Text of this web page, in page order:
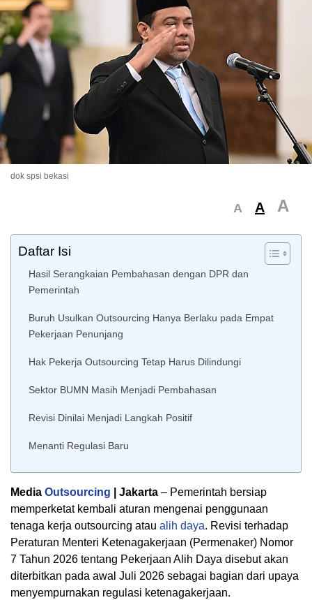
dok spsi bekasi
A A A
Daftar Isi
Hasil Serangkaian Pembahasan dengan DPR dan
Pemerintah
Buruh Usulkan Outsourcing Hanya Berlaku pada Empat
Pekerjaan Penunjang
Hak Pekerja Outsourcing Tetap Harus Dilindungi
Sektor BUMN Masih Menjadi Pembahasan
Revisi Dinilai Menjadi Langkah Positif
Menanti Regulasi Baru
Media Outsourcing | Jakarta – Pemerintah bersiap
memperketat kembali aturan mengenai penggunaan
tenaga kerja outsourcing atau alih daya. Revisi terhadap
Peraturan Menteri Ketenagakerjaan (Permenaker) Nomor
7 Tahun 2026 tentang Pekerjaan Alih Daya disebut akan
diterbitkan pada awal Juli 2026 sebagai bagian dari upaya
menyempurnakan regulasi ketenagakerjaan.